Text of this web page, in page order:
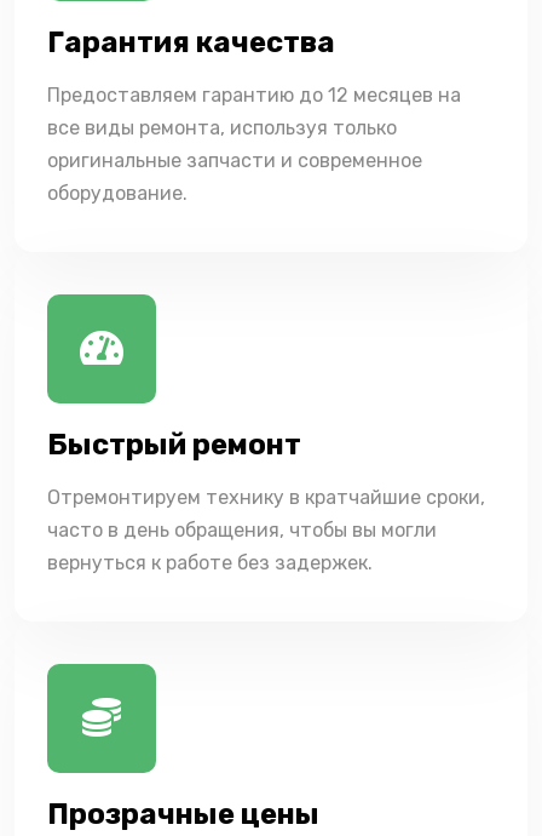
Гарантия качества
Предоставляем гарантию до 12 месяцев на
все виды ремонта, используя только
оригинальные запчасти и современное
оборудование.
Быстрый ремонт
Отремонтируем технику в кратчайшие сроки,
часто в день обращения, чтобы вы могли
вернуться к работе без задержек.
Прозрачные цены